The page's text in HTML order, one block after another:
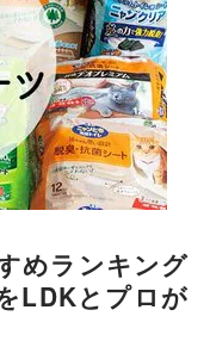
めランキング
LDKとプロが